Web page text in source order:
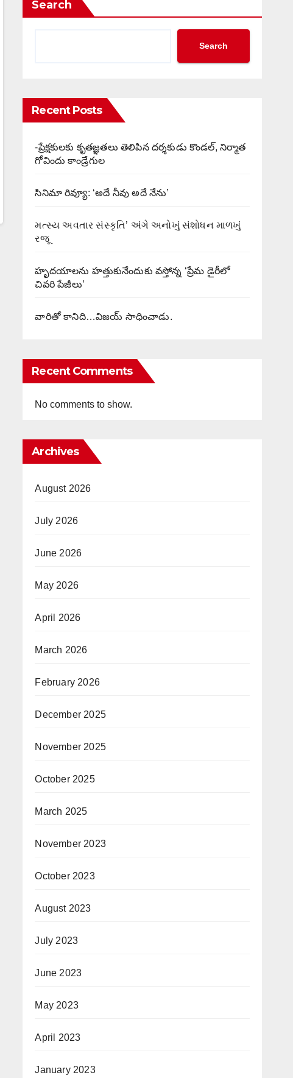
Search
Search
Recent Posts
-ప్రేక్షకులకు కృతజ్ఞతలు తెలిపిన దర్శకుడు కొండల్, నిర్మాత
గోవిందు కాండ్రేగుల
సినిమా రివ్యూ: ‘అదే నీవు అదే నేను’
મત્સ્ય અવતાર સંસ્કૃતિ’ અંગે અનોખું સંશોધન માળખું
રજૂ
హృదయాలను హత్తుకునేందుకు వస్తోన్న ‘ప్రేమ డైరీలో
చివరి పేజీలు’
వారితో కానిది…విజయ్ సాధించాడు.
Recent Comments
No comments to show.
Archives
August 2026
July 2026
June 2026
May 2026
April 2026
March 2026
February 2026
December 2025
November 2025
October 2025
March 2025
November 2023
October 2023
August 2023
July 2023
June 2023
May 2023
April 2023
January 2023